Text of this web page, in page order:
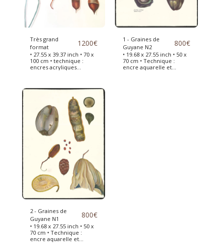
Très grand
format
1200€
• 27.55 x 39.37 inch • 70 x
100 cm • technique :
encres acryliques
graines ramassées au
format de graines de
France me permettra de
financer mon prochain
voyage en Amérique
centrale.
1 - Graines de
Guyane N2
800€
• 19.68 x 27.55 inch • 50 x
70 cm • Technique :
encre aquarelle et
2 - Graines de
Guyane N1
800€
• 19.68 x 27.55 inch • 50 x
70 cm • Technique :
encre aquarelle et